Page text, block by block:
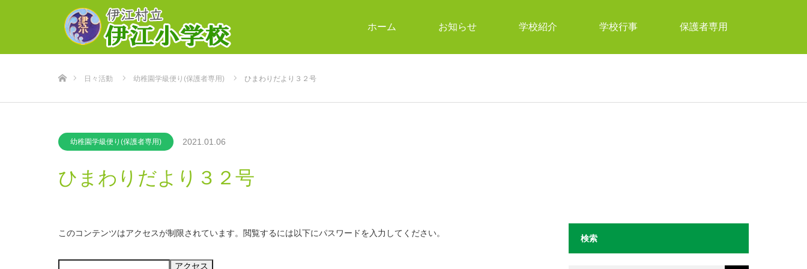
ホーム お知らせ 学校紹介 学校行事 保護者専用
日々活動 幼稚園学級便り(保護者専用) ひまわりだより３２号
幼稚園学級便り(保護者専用) 2021.01.06
ひまわりだより３２号
このコンテンツはアクセスが制限されています。閲覧するには以下にパスワードを入力してください。
検索